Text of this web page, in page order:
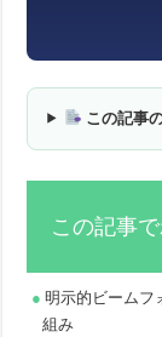
この記事
この記事
明示的ビームフ
組み